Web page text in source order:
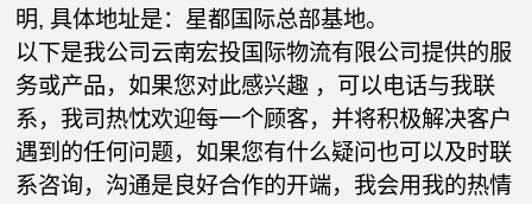
明, 具体地址是：星都国际总部基地。
以下是我公司云南宏投国际物流有限公司提供的服
务或产品，如果您对此感兴趣 ，可以电话与我联
系，我司热忱欢迎每一个顾客，并将积极解决客户
遇到的任何问题，如果您有什么疑问也可以及时联
系咨询，沟通是良好合作的开端，我会用我的热情